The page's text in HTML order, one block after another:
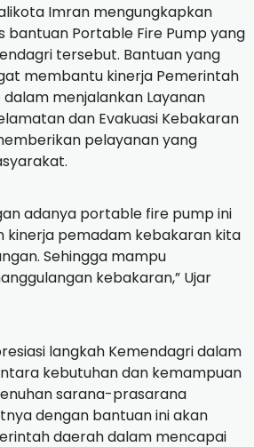
Imran mengungkapkan
bantuan Portable Fire Pump yang
tersebut. Bantuan yang
membantu kinerja Pemerintah
menjalankan Layanan
dan Evakuasi Kebakaran
pelayanan yang
adanya portable fire pump ini
kinerja pemadam kebakaran kita
Sehingga mampu
kebakaran,” Ujar
langkah Kemendagri dalam
kebutuhan dan kemampuan
sarana-prasarana
dengan bantuan ini akan
daerah dalam mencapai